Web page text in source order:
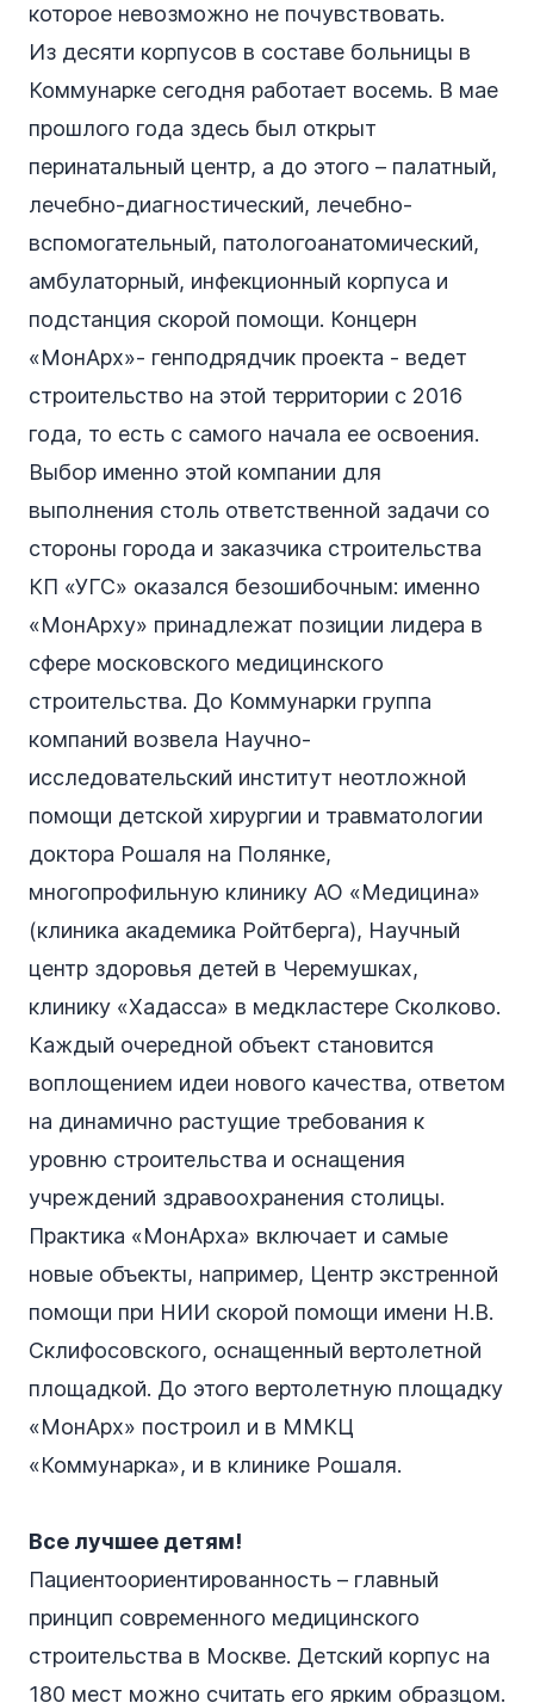
которое невозможно не почувствовать.
Из десяти корпусов в составе больницы в
Коммунарке сегодня работает восемь. В мае
прошлого года здесь был открыт
перинатальный центр, а до этого – палатный,
лечебно-диагностический, лечебно-
вспомогательный, патологоанатомический,
амбулаторный, инфекционный корпуса и
подстанция скорой помощи. Концерн
«МонАрх»- генподрядчик проекта - ведет
строительство на этой территории с 2016
года, то есть с самого начала ее освоения.
Выбор именно этой компании для
выполнения столь ответственной задачи со
стороны города и заказчика строительства
КП «УГС» оказался безошибочным: именно
«МонАрху» принадлежат позиции лидера в
сфере московского медицинского
строительства. До Коммунарки группа
компаний возвела Научно-
исследовательский институт неотложной
помощи детской хирургии и травматологии
доктора Рошаля на Полянке,
многопрофильную клинику АО «Медицина»
(клиника академика Ройтберга), Научный
центр здоровья детей в Черемушках,
клинику «Хадасса» в медкластере Сколково.
Каждый очередной объект становится
воплощением идеи нового качества, ответом
на динамично растущие требования к
уровню строительства и оснащения
учреждений здравоохранения столицы.
Практика «МонАрха» включает и самые
новые объекты, например, Центр экстренной
помощи при НИИ скорой помощи имени Н.В.
Склифосовского, оснащенный вертолетной
площадкой. До этого вертолетную площадку
«МонАрх» построил и в ММКЦ
«Коммунарка», и в клинике Рошаля.
Все лучшее детям!
Пациентоориентированность – главный
принцип современного медицинского
строительства в Москве. Детский корпус на
180 мест можно считать его ярким образцом.